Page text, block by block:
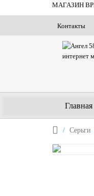
МАГАЗИН
Контакты
Главная
Серьги